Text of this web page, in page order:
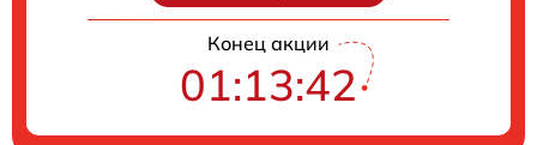
Конец акции
01:13:41